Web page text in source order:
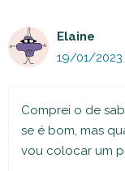
Elaine
19/01/2023
Comprei o de
se é bom, mas
vou colocar um